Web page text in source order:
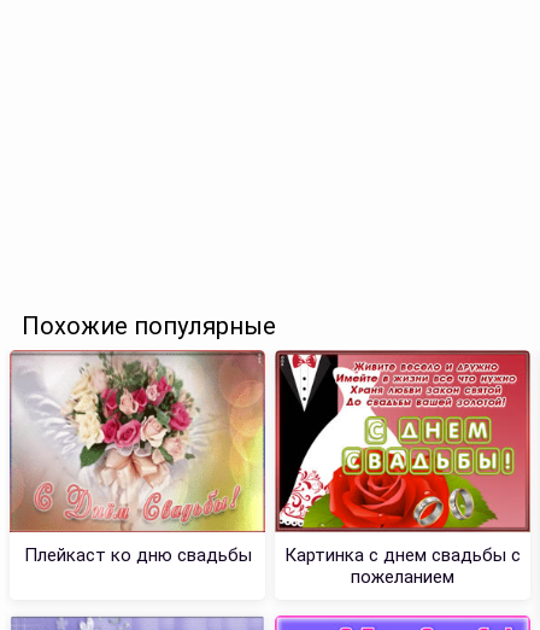
Похожие популярные
Плейкаст ко дню свадьбы
Картинка с днем свадьбы с
пожеланием